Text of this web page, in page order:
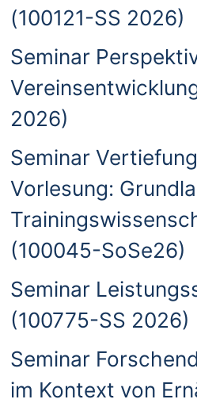
(100121-SS 2026)
Seminar
2026)
Seminar
Vorlesung:
(100045-SoSe26)
Seminar
(100775-SS 2026)
Seminar
im Kontext von